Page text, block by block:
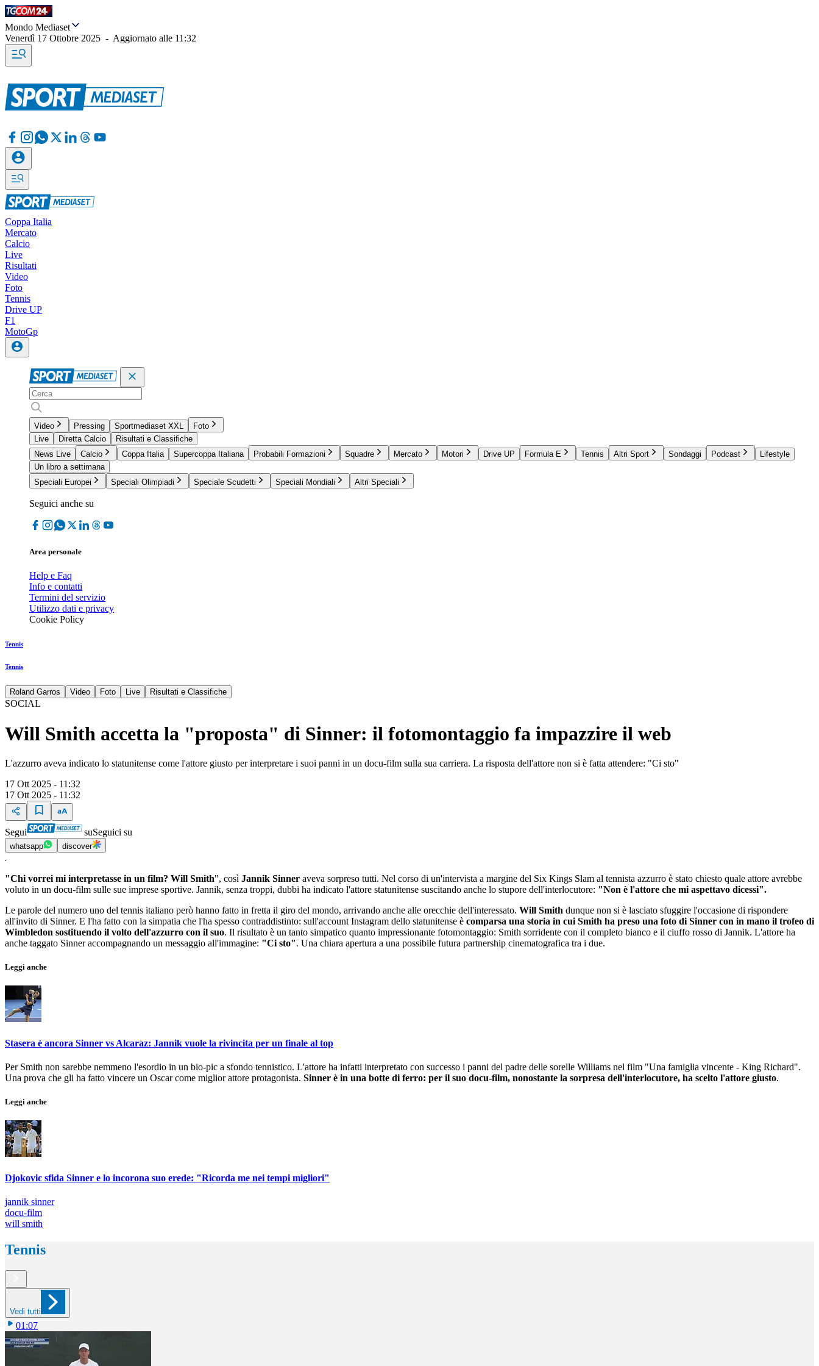
Mondo Mediaset
Venerdì 17 Ottobre 2025 - Aggiornato alle 11:32
Coppa Italia
Mercato
Calcio
Live
Risultati
Video
Foto
Tennis
Drive UP
F1
MotoGp
Video Pressing Sportmediaset XXL
Foto
Live
Diretta Calcio
Risultati e Classifiche
News Live
Calcio Coppa Italia Supercoppa Italiana Probabili Formazioni Squadre Mercato Motori Drive UP Formula E Tennis Altri Sport Sondaggi Podcast
Lifestyle
Un libro a settimana
Speciali Europei
Speciali Olimpiadi Speciale Scudetti Speciali Mondiali Altri Speciali
Seguici anche su
Area personale
Help e Faq
Info e contatti
Termini del servizio
Utilizzo dati e privacy
Cookie Policy
Tennis
Tennis
Roland Garros Video Foto Live Risultati e Classifiche
SOCIAL
Will Smith accetta la "proposta" di Sinner: il fotomontaggio fa impazzire il web
L'azzurro aveva indicato lo statunitense come l'attore giusto per interpretare i suoi panni in un docu-film sulla sua carriera. La risposta dell'attore non si è fatta attendere: "Ci sto"
17 Ott 2025 - 11:32
17 Ott 2025 - 11:32
Segui suSeguici su
whatsapp discover
"Chi vorrei mi interpretasse in un film? Will Smith", così Jannik Sinner aveva sorpreso tutti. Nel corso di un'intervista a margine del Six Kings Slam al tennista azzurro è stato chiesto quale attore avrebbe
voluto in un docu-film sulle sue imprese sportive. Jannik, senza troppi, dubbi ha indicato l'attore statunitense suscitando anche lo stupore dell'interlocutore: "Non è l'attore che mi aspettavo dicessi".
Le parole del numero uno del tennis italiano però hanno fatto in fretta il giro del mondo, arrivando anche alle orecchie dell'interessato. Will Smith dunque non si è lasciato sfuggire l'occasione di rispondere
all'invito di Sinner. E l'ha fatto con la simpatia che l'ha spesso contraddistinto: sull'account Instagram dello statunitense è comparsa una storia in cui Smith ha preso una foto di Sinner con in mano il trofeo di
Wimbledon sostituendo il volto dell'azzurro con il suo. Il risultato è un tanto simpatico quanto impressionante fotomontaggio: Smith sorridente con il completo bianco e il ciuffo rosso di Jannik. L'attore ha
anche taggato Sinner accompagnando un messaggio all'immagine: "Ci sto". Una chiara apertura a una possibile futura partnership cinematografica tra i due.
Leggi anche
Stasera è ancora Sinner vs Alcaraz: Jannik vuole la rivincita per un finale al top
Per Smith non sarebbe nemmeno l'esordio in un bio-pic a sfondo tennistico. L'attore ha infatti interpretato con successo i panni del padre delle sorelle Williams nel film "Una famiglia vincente - King Richard".
Una prova che gli ha fatto vincere un Oscar come miglior attore protagonista. Sinner è in una botte di ferro: per il suo docu-film, nonostante la sorpresa dell'interlocutore, ha scelto l'attore giusto.
Leggi anche
Djokovic sfida Sinner e lo incorona suo erede: "Ricorda me nei tempi migliori"
jannik sinner
docu-film
will smith
Tennis
Vedi tutti
01:07